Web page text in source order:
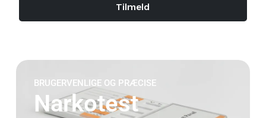
Tilmeld
BRUGERVENLIGE OG PRÆCISE
Narkotest